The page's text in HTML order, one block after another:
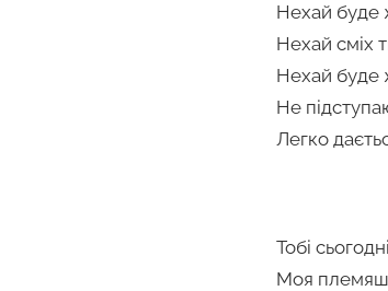
Нехай буде
Нехай сміх
Нехай буде
Не
Легко
Тобі
Моя